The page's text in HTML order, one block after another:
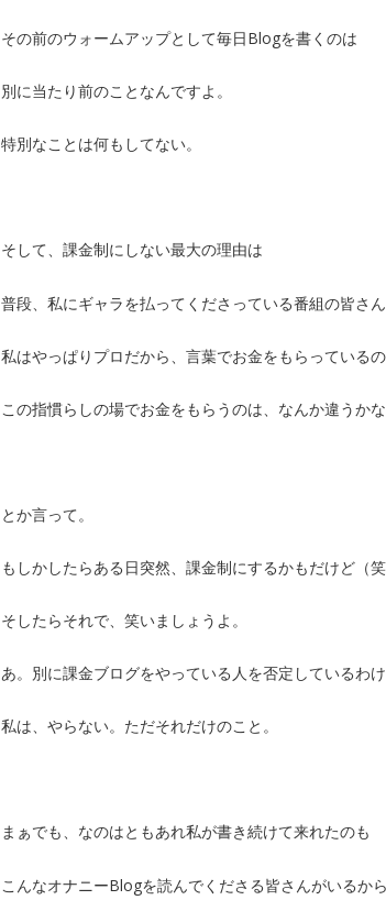
その前のウォームアップとして毎日Blogを書くのは
別に当たり前のことなんですよ。
特別なことは何もしてない。
そして、課金制にしない最大の理由は
普段、私にギャラを払ってくださっている番組の皆さん
私はやっぱりプロだから、言葉でお金をもらっている
この指慣らしの場でお金をもらうのは、なんか違うかな
とか言って。
もしかしたらある日突然、課金制にするかもだけど（笑
そしたらそれで、笑いましょうよ。
あ。別に課金ブログをやっている人を否定しているわけ
私は、やらない。ただそれだけのこと。
まぁでも、なのはともあれ私が書き続けて来れたのも
こんなオナニーBlogを読んでくださる皆さんがいるから